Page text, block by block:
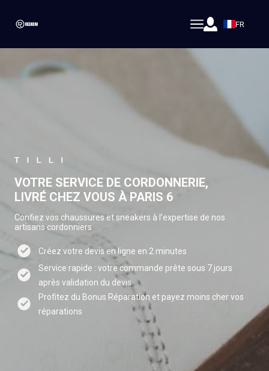
FR
VOTRE SERVICE DE CORDONNERIE,
LIVRÉ CHEZ VOUS À PARIS 6
Confiez vos chaussures et sneakers à l’expertise de nos
artisans cordonniers
Créez votre devis en ligne en 2 minutes
Service rapide : votre commande prête sous 7 jours
après validation du devis
Profitez du Bonus Réparation et payez moins cher vos
réparations